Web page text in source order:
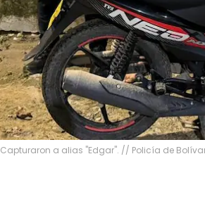
Capturaron a alias "Edgar". // Policía de